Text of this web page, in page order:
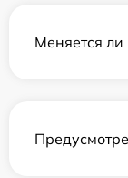
Меняется ли